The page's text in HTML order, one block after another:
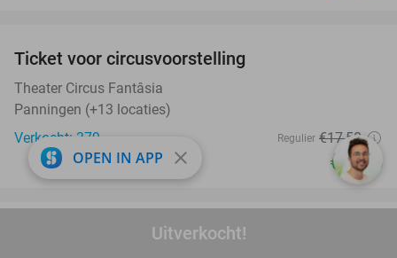
Uitverkocht!
Ticket voor circusvoorstelling
Theater Circus Fantâsia
Panningen (+13 locaties)
Verkocht: 379
Regulier €17,50
€11,95
OPEN IN APP close